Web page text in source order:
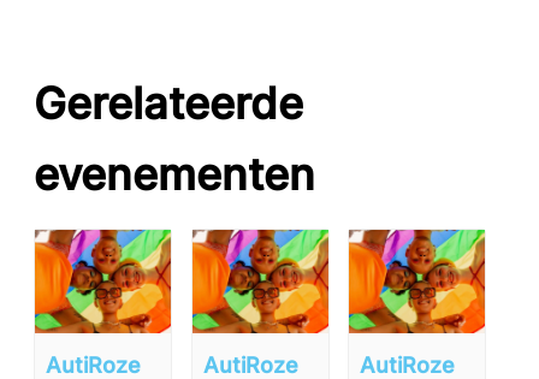
Gerelateerde
evenementen
AutiRoze AutiRoze AutiRoze